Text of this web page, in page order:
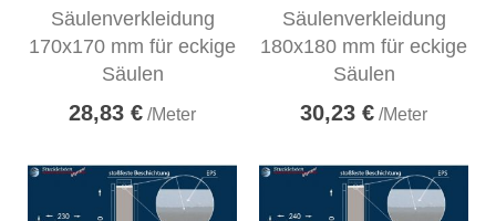
Säulenverkleidung
170x170 mm für eckige
Säulen
28,83 € /Meter
Säulenverkleidung
180x180 mm für eckige
Säulen
30,23 € /Meter